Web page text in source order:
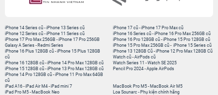
iPhone 14 Series cũ -iPhone 13 Series cũ
iPhone 12 Series cũ -iPhone 11 Series cũ
iPhone 17 Pro Max 256GB -iPhone 17 Pro 256GB
Galaxy A Series - Redmi Series
iPhone 17 cũ-iPhone 17 Pro Max cũ
iPhone 16 Series cũ- iPhone 16 Pro Max 256GB cũ
iPhone 16 Pro 128GB cũ-iPhone 15 Pro 128GB cũ
iPhone 15 Pro Max 256GB cũ- iPhone 15 Series cũ
iPhone 16 Plus 128GB cũ -iPhone 15 Plus 128GB
cũ
iPhone 16 128GB cũ -iPhone 14 Pro Max 128GB cũ
iPhone 15 128GB cũ -iPhone 13 Pro Max 128GB cũ
iPhone 14 Pro 128GB cũ -iPhone 11 Pro Max 64GB
cũ
iPhone 13 128GB Cũ-iPhone 12 Pro Max 128GB Cũ
Watch cũ-AirPods cũ
Watch Series 11 -Watch SE 2025
Pencil Pro 2024-Apple AirPods
iPad A16 -iPad Air M4 -iPad mini 7
iPad Pro M5 - MacBook Neo
MacBook Pro M5- MacBook Air M5
Loa Sounarc- Phụ kiện chính hãng